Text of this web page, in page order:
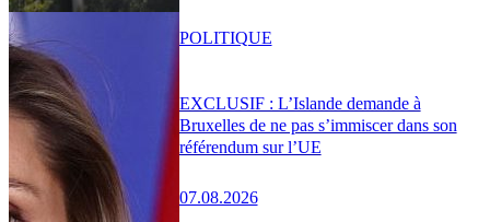
EXCLUSIF : L’Islande demande à
Bruxelles de ne pas s’immiscer dans son
référendum sur l’UE
07.08.2026
POLITIQUE